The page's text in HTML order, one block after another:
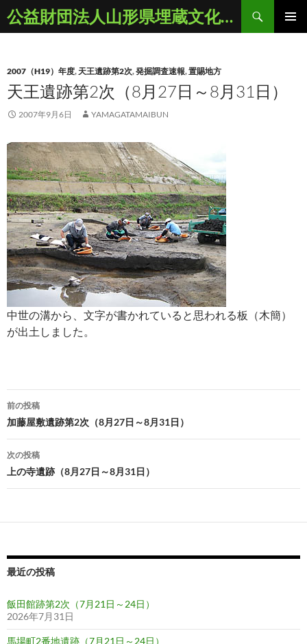
ン
ツ
へ
ッ
プ
公益財団法人山形県埋蔵文化財センター
検
索
2007（H19）年度, 天王遺跡第2次,発掘調査速報,置賜地方
天王遺跡第2次（8月27日～8月31日）
2007年9月6日 YAMAGATAMAIBUN
中世の溝から、文字が書かれていると思われる板（木簡）
が出土しました。
投
稿
ナ
ビ
ゲ
ー
ョ
前の投稿
加藤屋敷遺跡第2次（8月27日～8月31日）
次の投稿
上の寺遺跡（8月27日～8月31日）
最近の投稿
飯田館跡第2次（7月21日～24日）
2026年7月31日
馬場町2番地遺跡（7月21日～24日）